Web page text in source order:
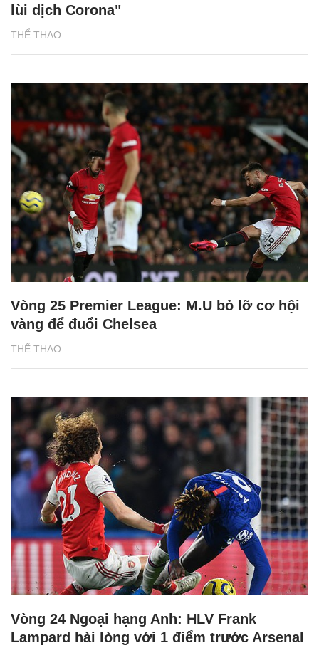
THỂ THAO
lùi dịch Corona"
THỂ THAO
Vòng 25 Premier League: M.U bỏ lỡ cơ hội
vàng để đuổi Chelsea
Vòng 24 Ngoại hạng Anh: HLV Frank
Lampard hài lòng với 1 điểm trước Arsenal